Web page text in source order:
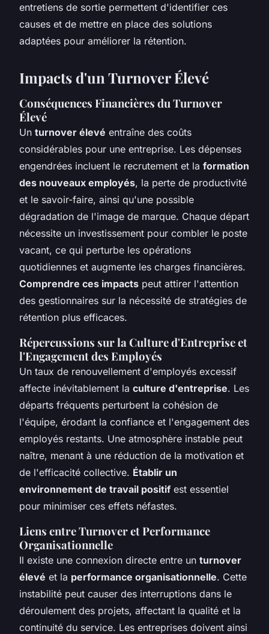
entretiens de sortie permettent d'identifier ces
causes et de mettre en place des solutions
adaptées pour améliorer la rétention.
Impacts d'un Turnover Élevé
Conséquences Financières du Turnover
Élevé
Un turnover élevé entraîne des coûts
considérables pour une entreprise. Les dépenses
engendrées incluent le recrutement et la formation
des nouveaux employés, la perte de productivité
et le savoir-faire, ainsi qu'une possible
dégradation de l'image de marque. Chaque départ
nécessite un investissement pour combler le poste
vacant, ce qui perturbe les opérations
quotidiennes et augmente les charges financières.
Comprendre ces impacts peut attirer l'attention
des gestionnaires sur la nécessité de stratégies de
rétention plus efficaces.
Répercussions sur la Culture d'Entreprise et
l'Engagement des Employés
Un taux de renouvellement d'employés excessif
affecte inévitablement la culture d'entreprise. Les
départs fréquents perturbent la cohésion de
l'équipe, érodant la confiance et l'engagement des
employés restants. Une atmosphère instable peut
naître, menant à une réduction de la motivation et
de l'efficacité collective. Établir un
environnement de travail positif est essentiel
pour minimiser ces effets néfastes.
Liens entre Turnover et Performance
Organisationnelle
Il existe une connexion directe entre un turnover
élevé et la performance organisationnelle. Cette
instabilité peut causer des interruptions dans le
déroulement des projets, affectant la qualité et la
continuité du service. Les entreprises doivent ainsi